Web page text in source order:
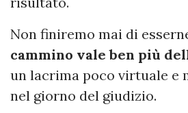
Non finiremo mai di
cammino vale ben più
un lacrima poco virtuale e
nel giorno del giudizio.